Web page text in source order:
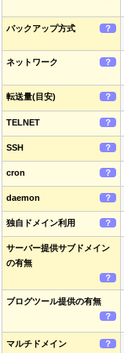
バックアップ方式 ？
ネットワーク ？
転送量(目安) ？
TELNET ？
SSH ？
cron ？
daemon ？
独自ドメイン利用 ？
サーバー提供サブドメイン
の有無
？
ブログツール提供の有無
？
マルチドメイン ？